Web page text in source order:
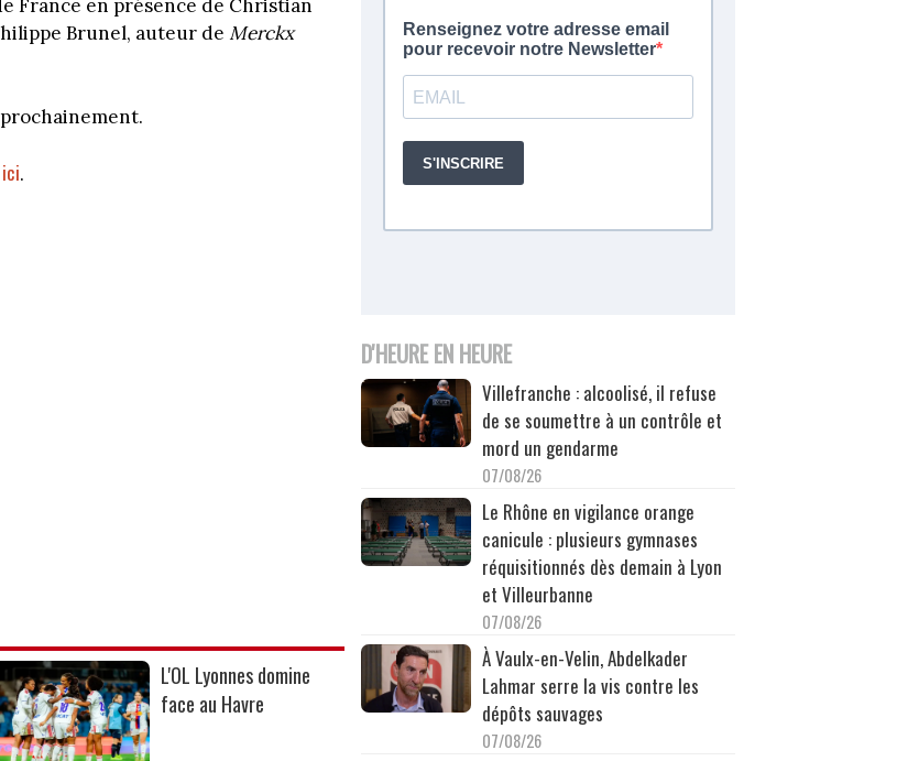
France en présence de Christian
Brunel, auteur de Merckx
.
L'OL Lyonnes domine
face au Havre
D'HEURE EN HEURE
Villefranche : alcoolisé, il refuse
de se soumettre à un contrôle et
mord un gendarme
07/08/26
Le Rhône en vigilance orange
canicule : plusieurs gymnases
réquisitionnés dès demain à Lyon
et Villeurbanne
07/08/26
À Vaulx-en-Velin, Abdelkader
Lahmar serre la vis contre les
dépôts sauvages
07/08/26